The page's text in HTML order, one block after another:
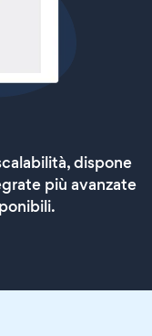
dispone
più avanzate